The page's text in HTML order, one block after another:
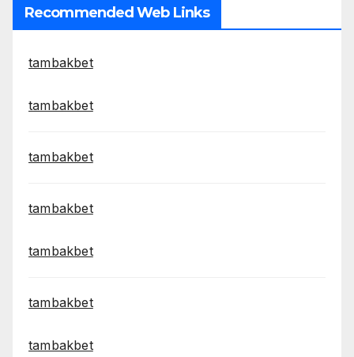
Recommended Web Links
tambakbet
tambakbet
tambakbet
tambakbet
tambakbet
tambakbet
tambakbet